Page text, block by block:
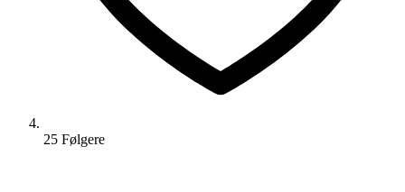
25 Følgere